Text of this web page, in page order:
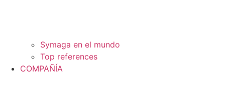
Symaga en el mundo
Top references
COMPAÑÍA